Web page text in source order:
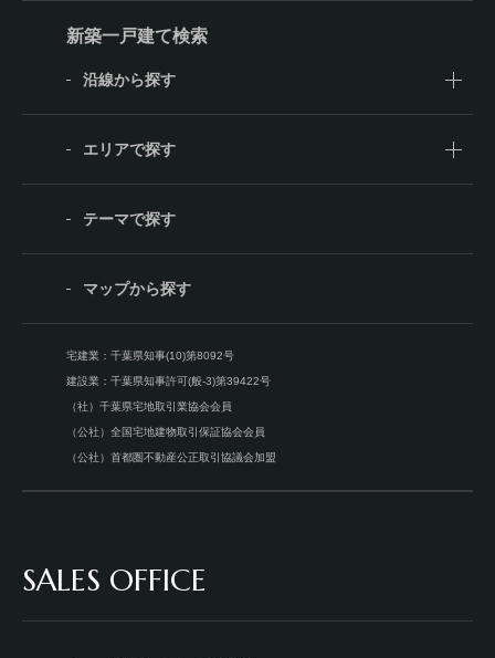
SALES OFFICE
新築一戸建て検索
沿線から探す
エリアで探す
テーマで探す
マップから探す
宅建業：千葉県知事(10)第8092号
建設業：千葉県知事許可(般-3)第39422号
（社）千葉県宅地取引業協会会員
（公社）全国宅地建物取引保証協会会員
（公社）首都圏不動産公正取引協議会加盟